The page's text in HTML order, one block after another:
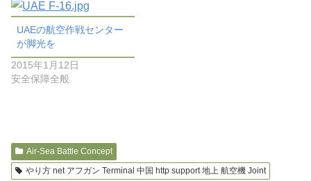
UAEの航空作戦センター
が脚光を
2015年1月12日
安全保障全般
Air-Sea Battle Concept
やり方 net アフガン Terminal 中国 http support 地上 航空機 Joint